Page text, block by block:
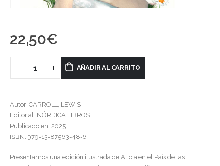
22,50€
AÑADIR AL CARRITO
Autor: CARROLL, LEWIS
Editorial: NÓRDICA LIBROS
Publicado en: 2025
ISBN: 979-13-87563-48-6
Presentamos una edición ilustrada de Alicia en el País de las